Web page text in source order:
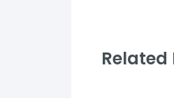
Related